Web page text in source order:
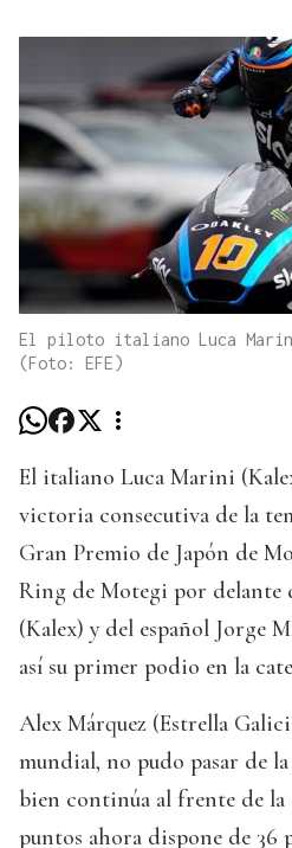
El piloto italiano Luca
(Foto: EFE)
El italiano Luca Marini
victoria consecutiva de la
Gran Premio de Japón de
Ring de Motegi por delante
(Kalex) y del español Jorge
así su primer podio en la
Alex Márquez (Estrella
mundial, no pudo pasar de
bien continúa al frente de
puntos ahora dispone de 36